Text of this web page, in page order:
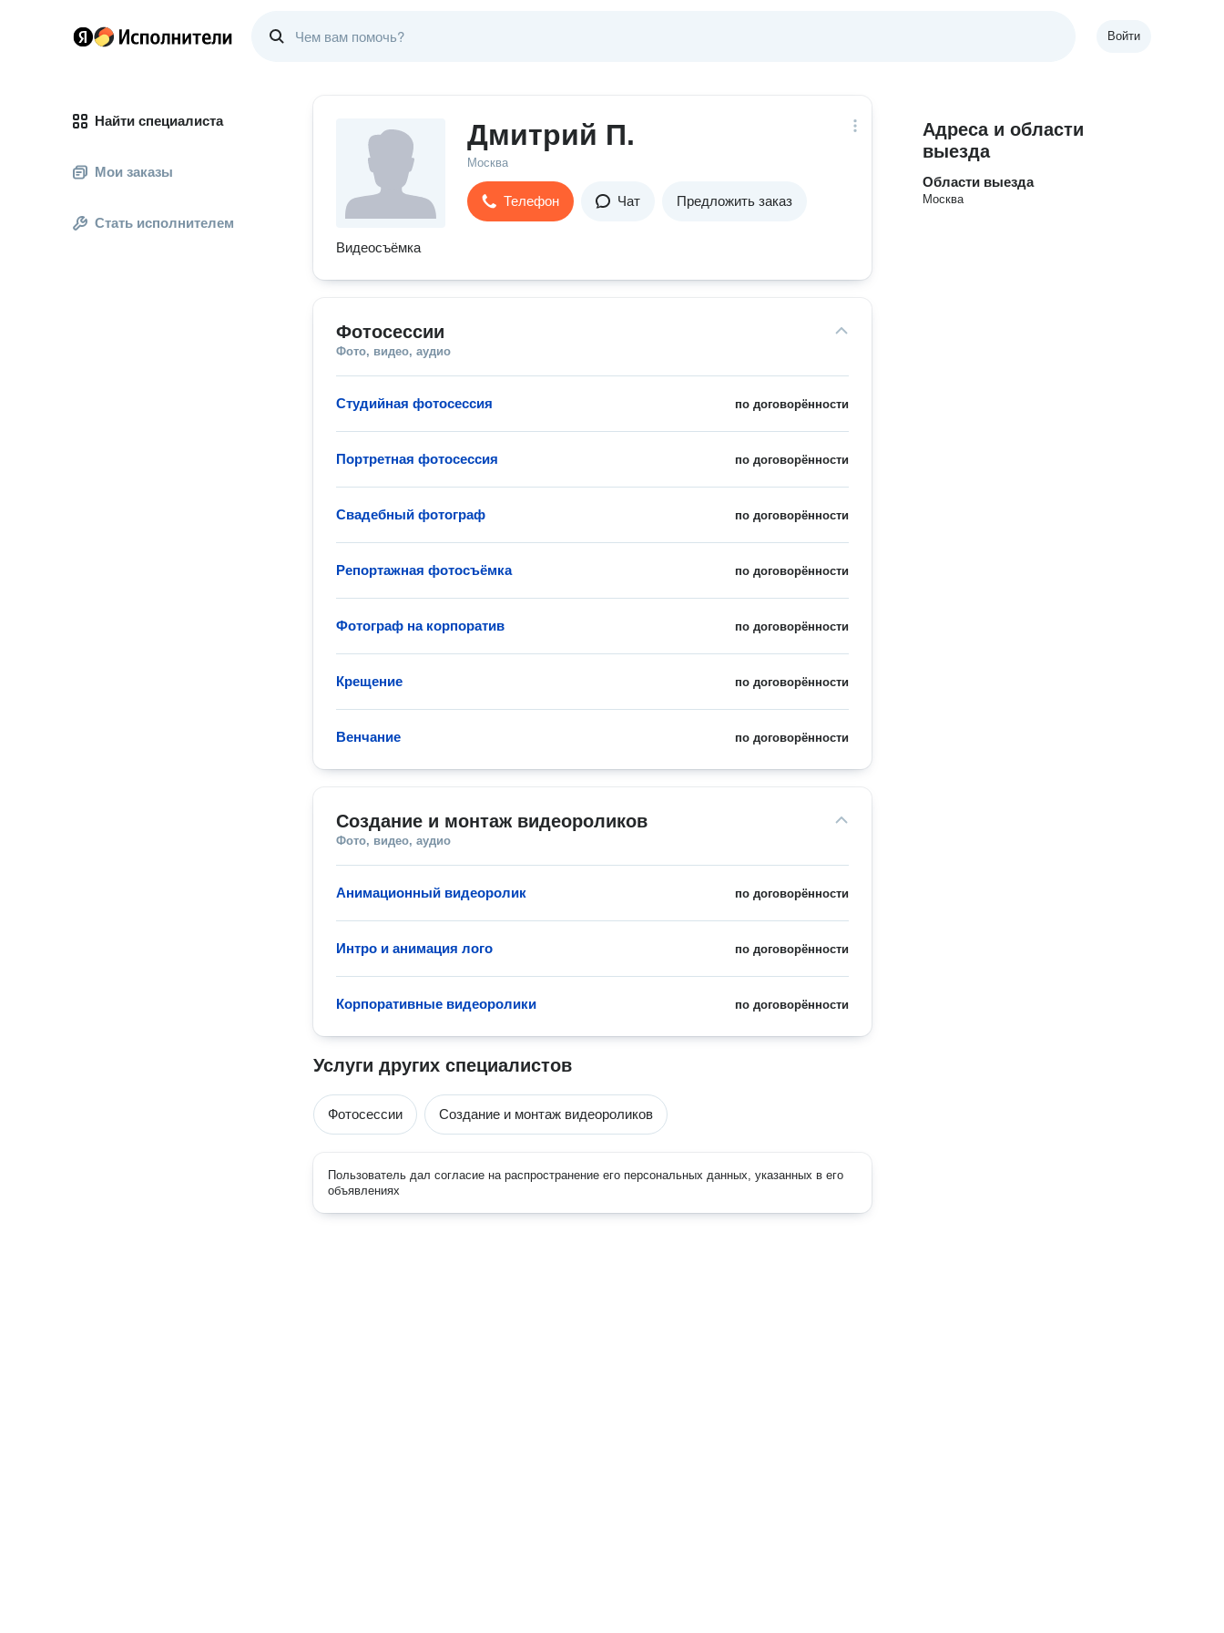
Войти
Найти специалиста
Мои заказы
Стать исполнителем
Дмитрий П.
Москва
Телефон Чат Предложить заказ
Видеосъёмка
Фотосессии
Фото, видео, аудио
по договорённости
Студийная фотосессия
по договорённости
Портретная фотосессия
по договорённости
Свадебный фотограф
по договорённости
Репортажная фотосъёмка
по договорённости
Фотограф на корпоратив
по договорённости
Крещение
по договорённости
Венчание
Создание и монтаж видеороликов
Фото, видео, аудио
по договорённости
Анимационный видеоролик
по договорённости
Интро и анимация лого
по договорённости
Корпоративные видеоролики
Услуги других специалистов
Фотосессии Создание и монтаж видеороликов
Пользователь дал согласие на распространение его персональных данных, указанных в его
объявлениях
Адреса и области
выезда
Области выезда
Москва